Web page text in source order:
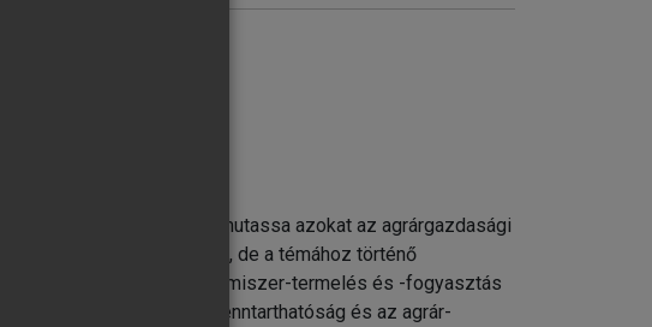
részletezettséggel – bemutassa azokat az agrárgazdasági
az adott területen), de a témához történő
az élelmiszer-termelés és -fogyasztás
és működése); a fenntarthatóság és az agrár-